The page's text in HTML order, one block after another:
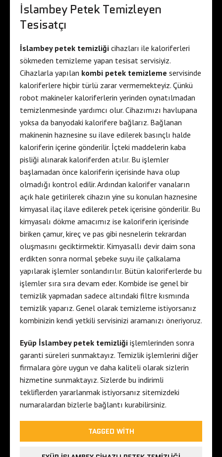
İslambey Petek Temizleyen
Tesisatçı
İslambey petek temizliği cihazları ile kaloriferleri
sökmeden temizleme yapan tesisat servisiyiz.
Cihazlarla yapılan kombi petek temizleme servisinde
kaloriferlere hiçbir türlü zarar vermemekteyiz. Çünkü
robot makineler kaloriferlerin yerinden oynatılmadan
temizlenmesinde yardımcı olur. Cihazımızı havlupana
yoksa da banyodaki kalorifere bağlarız. Bağlanan
makinenin haznesine su ilave edilerek basınçlı halde
kaloriferin içerine gönderilir. İçteki maddelerin kaba
pisliği alınarak kaloriferden atılır. Bu işlemler
başlamadan önce kaloriferin içerisinde hava olup
olmadığı kontrol edilir. Ardından kalorifer vanaların
açık hale getirilerek cihazın yine su konulan haznesine
kimyasal ilaç ilave edilerek petek içerisine gönderilir. Bu
kimyasalı dökme amacımız ise kaloriferin içerisinde
biriken çamur, kireç ve pas gibi nesnelerin tekrardan
oluşmasını geciktirmektir. Kimyasallı devir daim sona
erdikten sonra normal şebeke suyu ile çalkalama
yapılarak işlemler sonlandırılır. Bütün kaloriferlerde bu
işlemler sıra sıra devam eder. Kombide ise genel bir
temizlik yapmadan sadece altındaki filtre kısmında
temizlik yaparız. Genel olarak temizleme istiyorsanız
kombinizin kendi yetkili servisinizi aramanızı öneriyoruz.
Eyüp İslambey petek temizliği işlemlerinden sonra
garanti süreleri sunmaktayız. Temizlik işlemlerini diğer
firmalara göre uygun ve daha kaliteli olarak sizlerin
hizmetine sunmaktayız. Sizlerde bu indirimli
tekliflerden yararlanmak istiyorsanız sitemizdeki
numaralardan bizlerle bağlantı kurabilirsiniz.
TAGGED WITH